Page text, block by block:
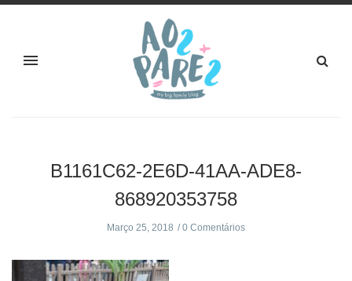
B1161C62-2E6D-41AA-ADE8-
868920353758
Março 25, 2018 0 Comentários